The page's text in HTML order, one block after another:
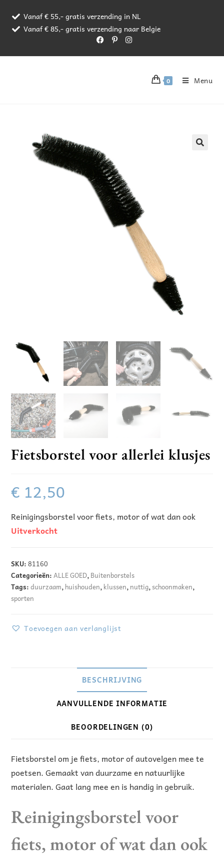
Vanaf € 55,- gratis verzending in NL
Vanaf € 85,- gratis verzending naar Belgie
0 Menu
Fietsborstel voor allerlei klusjes
€ 12,50
Reinigingsborstel voor fiets, motor of wat dan ook
Uitverkocht
SKU:81160
Categorieën:ALLE GOED,Buitenborstels
Tags:duurzaam,huishouden,klussen,nuttig,schoonmaken,
sporten
Toevoegen aan verlanglijst
BESCHRIJVING
AANVULLENDE INFORMATIE
BEOORDELINGEN (0)
Fietsborstel om je fiets, motor of autovelgen mee te
poetsen. Gemaakt van duurzame en natuurlijke
materialen. Gaat lang mee en is handig in gebruik.
Reinigingsborstel voor
fiets, motor of wat dan ook